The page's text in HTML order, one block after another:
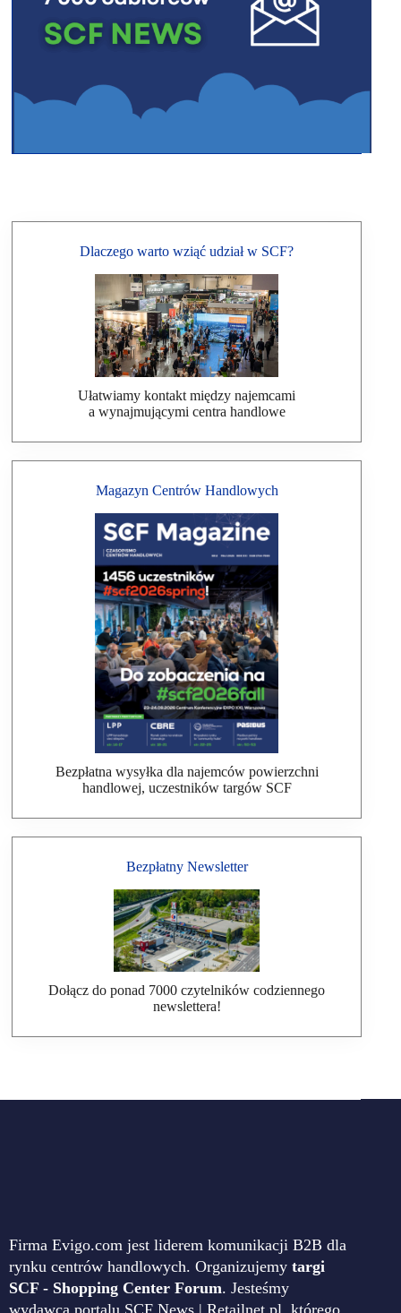
Dlaczego warto wziąć udział w SCF?
Ułatwiamy kontakt między najemcami
a wynajmującymi centra handlowe
Magazyn Centrów Handlowych
Bezpłatna wysyłka dla najemców powierzchni
handlowej, uczestników targów SCF
Bezpłatny Newsletter
Dołącz do ponad 7000 czytelników codziennego
newslettera!
Firma Evigo.com jest liderem komunikacji B2B dla
rynku centrów handlowych. Organizujemy targi
SCF - Shopping Center Forum. Jesteśmy